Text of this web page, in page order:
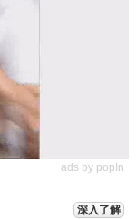
ads by popIn
深入了解